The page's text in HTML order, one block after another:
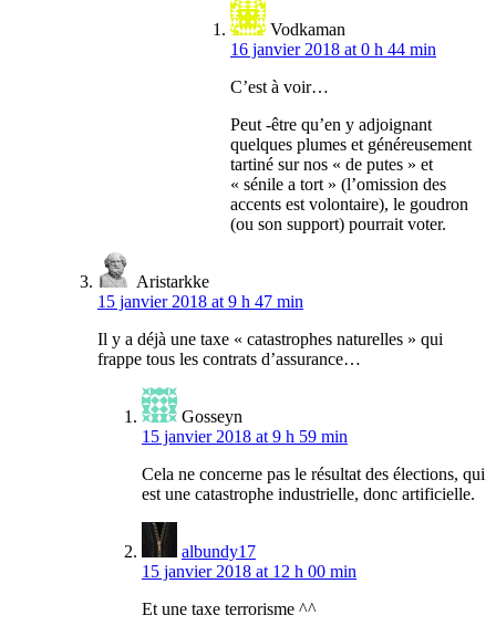
Vodkaman
16 janvier 2018 at 0 h 44 min
C’est à voir…
Peut -être qu’en y adjoignant
quelques plumes et généreusement
tartiné sur nos « de putes » et
« sénile a tort » (l’omission des
accents est volontaire), le goudron
(ou son support) pourrait voter.
Aristarkke
15 janvier 2018 at 9 h 47 min
Il y a déjà une taxe « catastrophes naturelles » qui
frappe tous les contrats d’assurance…
Gosseyn
15 janvier 2018 at 9 h 59 min
Cela ne concerne pas le résultat des élections, qui
est une catastrophe industrielle, donc artificielle.
albundy17
15 janvier 2018 at 12 h 00 min
Et une taxe terrorisme ^^